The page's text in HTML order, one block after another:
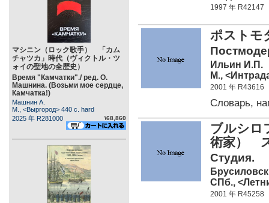
マシニン（ロック歌手） 「カム
チャツカ」時代（ヴィクトル・ツ
ォイの聖地の全歴史）
Время "Камчатки"./ ред. О.
Машнина. (Возьми мое сердце,
Камчатка!)
Машнин А.
М., <Выргород> 440 c. hard
2025 年 R281000
\68,860
1997 年 R42147
ポストモ
Ильин И.П.
М.,
2001 年 R43616
Словарь,
ブルシロ
術家）
Студия.
СПб.,
2001 年 R45258